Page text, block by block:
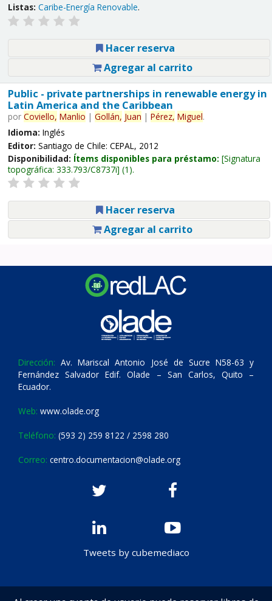
Listas: Caribe-Energía Renovable.
Hacer reserva
Agregar al carrito
Public - private partnerships in renewable energy in
Latin America and the Caribbean
por Coviello, Manlio | Gollán, Juan | Pérez, Miguel.
Idioma: Inglés
Editor: Santiago de Chile: CEPAL, 2012
Disponibilidad: Ítems disponibles para préstamo: Signatura
topográfica: 333.793/C8737i (1).
Hacer reserva
Agregar al carrito
Dirección: Av. Mariscal Antonio José de Sucre N58-63 y
Fernández Salvador Edif. Olade – San Carlos, Quito –
Ecuador.
Web: www.olade.org
Teléfono: (593 2) 259 8122 / 2598 280
Correo: centro.documentacion@olade.org
Tweets by cubemediaco